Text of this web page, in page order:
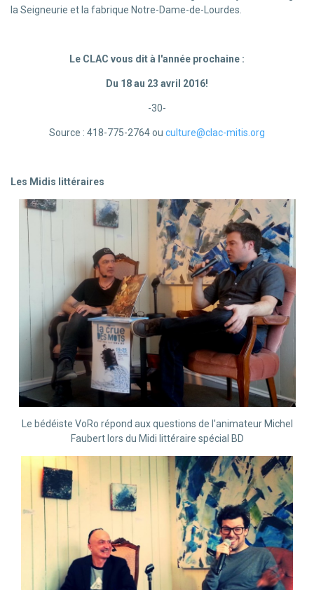
la Seigneurie et la fabrique Notre-Dame-de-Lourdes.
Le CLAC vous dit à l'année prochaine :
Du 18 au 23 avril 2016!
-30-
Source : 418-775-2764 ou culture@clac-mitis.org
Les Midis littéraires
Le bédéiste VoRo répond aux questions de l'animateur Michel
Faubert lors du Midi littéraire spécial BD